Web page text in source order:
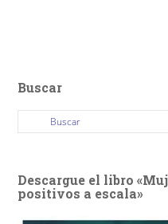
Buscar
Descargue el libro
positivos a escala»